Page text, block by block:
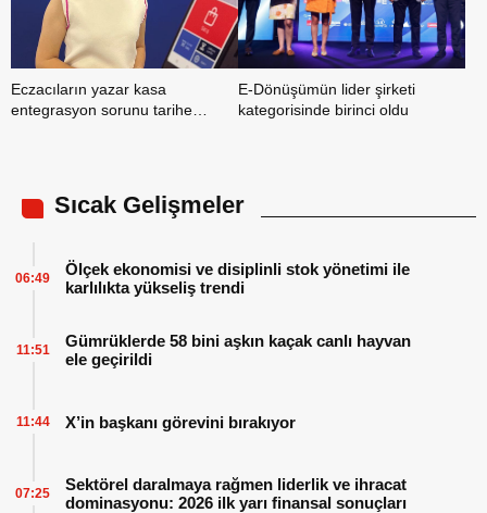
Eczacıların yazar kasa
entegrasyon sorunu tarihe
E-Dönüşümün lider şirketi
kategorisinde birinci oldu
Sıcak Gelişmeler
Ölçek ekonomisi ve disiplinli stok yönetimi ile
karlılıkta yükseliş trendi
06:49
Gümrüklerde 58 bini aşkın kaçak canlı hayvan
ele geçirildi
11:51
X’in başkanı görevini bırakıyor
11:44
Sektörel daralmaya rağmen liderlik ve ihracat
dominasyonu: 2026 ilk yarı finansal sonuçları
07:25